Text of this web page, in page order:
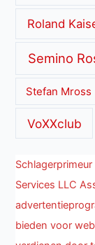
Roland
Semino
Stefan Mross
VoXXclub
Services LLC
bieden voor